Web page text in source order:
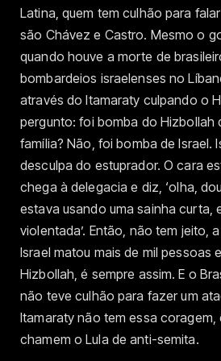
Latina, quem tem culhão para
são Chávez e Castro. Mesmo o
quando houve a morte de
bombardeios israelenses no
através do Itamaraty culpando o
pergunto: foi bomba do Hizbollah
família? Não, foi bomba de Israel.
desculpa do estuprador. O cara
chega à delegacia e diz, ‘olha,
estava usando uma sainha curta,
violentada’. Então, não tem jeito,
Israel matou mais de mil pessoas
Hizbollah, é sempre assim. E o
não teve culhão para fazer um
Itamaraty não tem essa coragem,
chamem o Lula de anti-semita.